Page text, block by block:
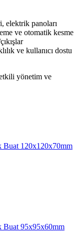
elektrik panoları
ve otomatik kesme
ve kullanıcı dostu
yönetim ve
Buat 120x120x70mm
Buat 95x95x60mm